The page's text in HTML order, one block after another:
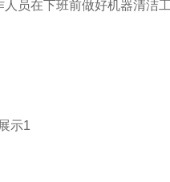
人员在下班前做好机器清洁